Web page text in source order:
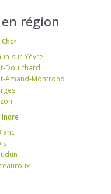
région
Cher
sur-Yèvre
Doulchard
Amand-Montrond
Indre